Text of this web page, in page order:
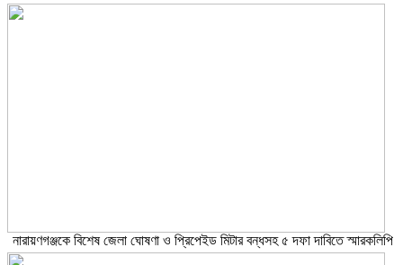
নারায়ণগঞ্জকে বিশেষ জেলা ঘোষণা ও প্রিপেইড মিটার বন্ধসহ ৫ দফা দাবিতে স্মারকলিপি